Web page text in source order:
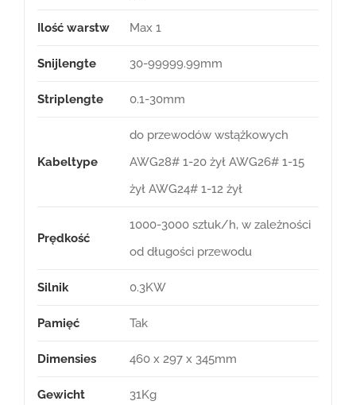
Ilość warstw Max 1
Snijlengte 30-99999.99mm
Striplengte 0.1-30mm
Kabeltype
do przewodów wstążkowych
AWG28# 1-20 żył AWG26# 1-15
żył AWG24# 1-12 żył
Prędkość
1000-3000 sztuk/h, w zależności
od długości przewodu
Silnik 0.3KW
Pamięć Tak
Dimensies 460 x 297 x 345mm
Gewicht 31Kg